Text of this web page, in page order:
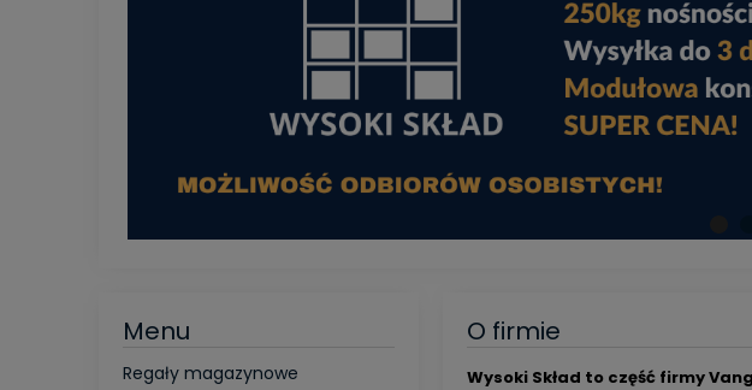
Menu
Regały magazynowe
O firmie
Wysoki Skład to część firmy